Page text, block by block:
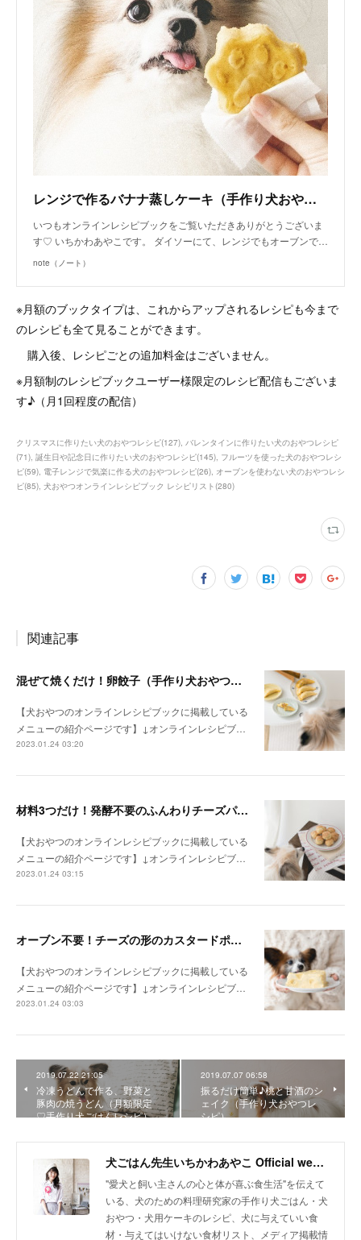
レンジで作るバナナ蒸しケーキ（手作り犬おやつレシピ）｜いちかわあやこ（犬ごはん先生）｜note
いつもオンラインレシピブックをご覧いただきありがとうございま
す♡ いちかわあやこです。 ダイソーにて、レンジでもオーブンで…
note（ノート）
※月額のブックタイプは、これからアップされるレシピも今まで
のレシピも全て見ることができます。
購入後、レシピごとの追加料金はございません。
※月額制のレシピブックユーザー様限定のレシピ配信もございま
す♪（月1回程度の配信）
クリスマスに作りたい犬のおやつレシピ(127) バレンタインに作りたい犬のおやつレシピ
(71) 誕生日や記念日に作りたい犬のおやつレシピ(145) フルーツを使った犬のおやつレシ
ピ(59) 電子レンジで気楽に作る犬のおやつレシピ(26) オーブンを使わない犬のおやつレシ
ピ(85) 犬おやつオンラインレシピブック レシピリスト(280)
関連記事
混ぜて焼くだけ！卵餃子（手作り犬おやつレシピ）
【犬おやつのオンラインレシピブックに掲載している
メニューの紹介ページです】↓オンラインレシピブ…
2023.01.24 03:20
材料3つだけ！発酵不要のふんわりチーズパン（手作り犬おやつレシピ）
【犬おやつのオンラインレシピブックに掲載している
メニューの紹介ページです】↓オンラインレシピブ…
2023.01.24 03:15
オーブン不要！チーズの形のカスタードポテトケーキ（手作り犬おやつレシピ）
【犬おやつのオンラインレシピブックに掲載している
メニューの紹介ページです】↓オンラインレシピブ…
2023.01.24 03:03
2019.07.22 21:05
冷凍うどんで作る、野菜と
豚肉の焼うどん（月額限定
♡手作り犬ごはんレシピ）
2019.07.07 06:58
振るだけ簡単♪桃と甘酒のシ
ェイク（手作り犬おやつレ
シピ）
犬ごはん先生いちかわあやこ Official web site
"愛犬と飼い主さんの心と体が喜ぶ食生活"を伝えて
いる、犬のための料理研究家の手作り犬ごはん・犬
おやつ・犬用ケーキのレシピ、犬に与えていい食
材・与えてはいけない食材リスト、メディア掲載情